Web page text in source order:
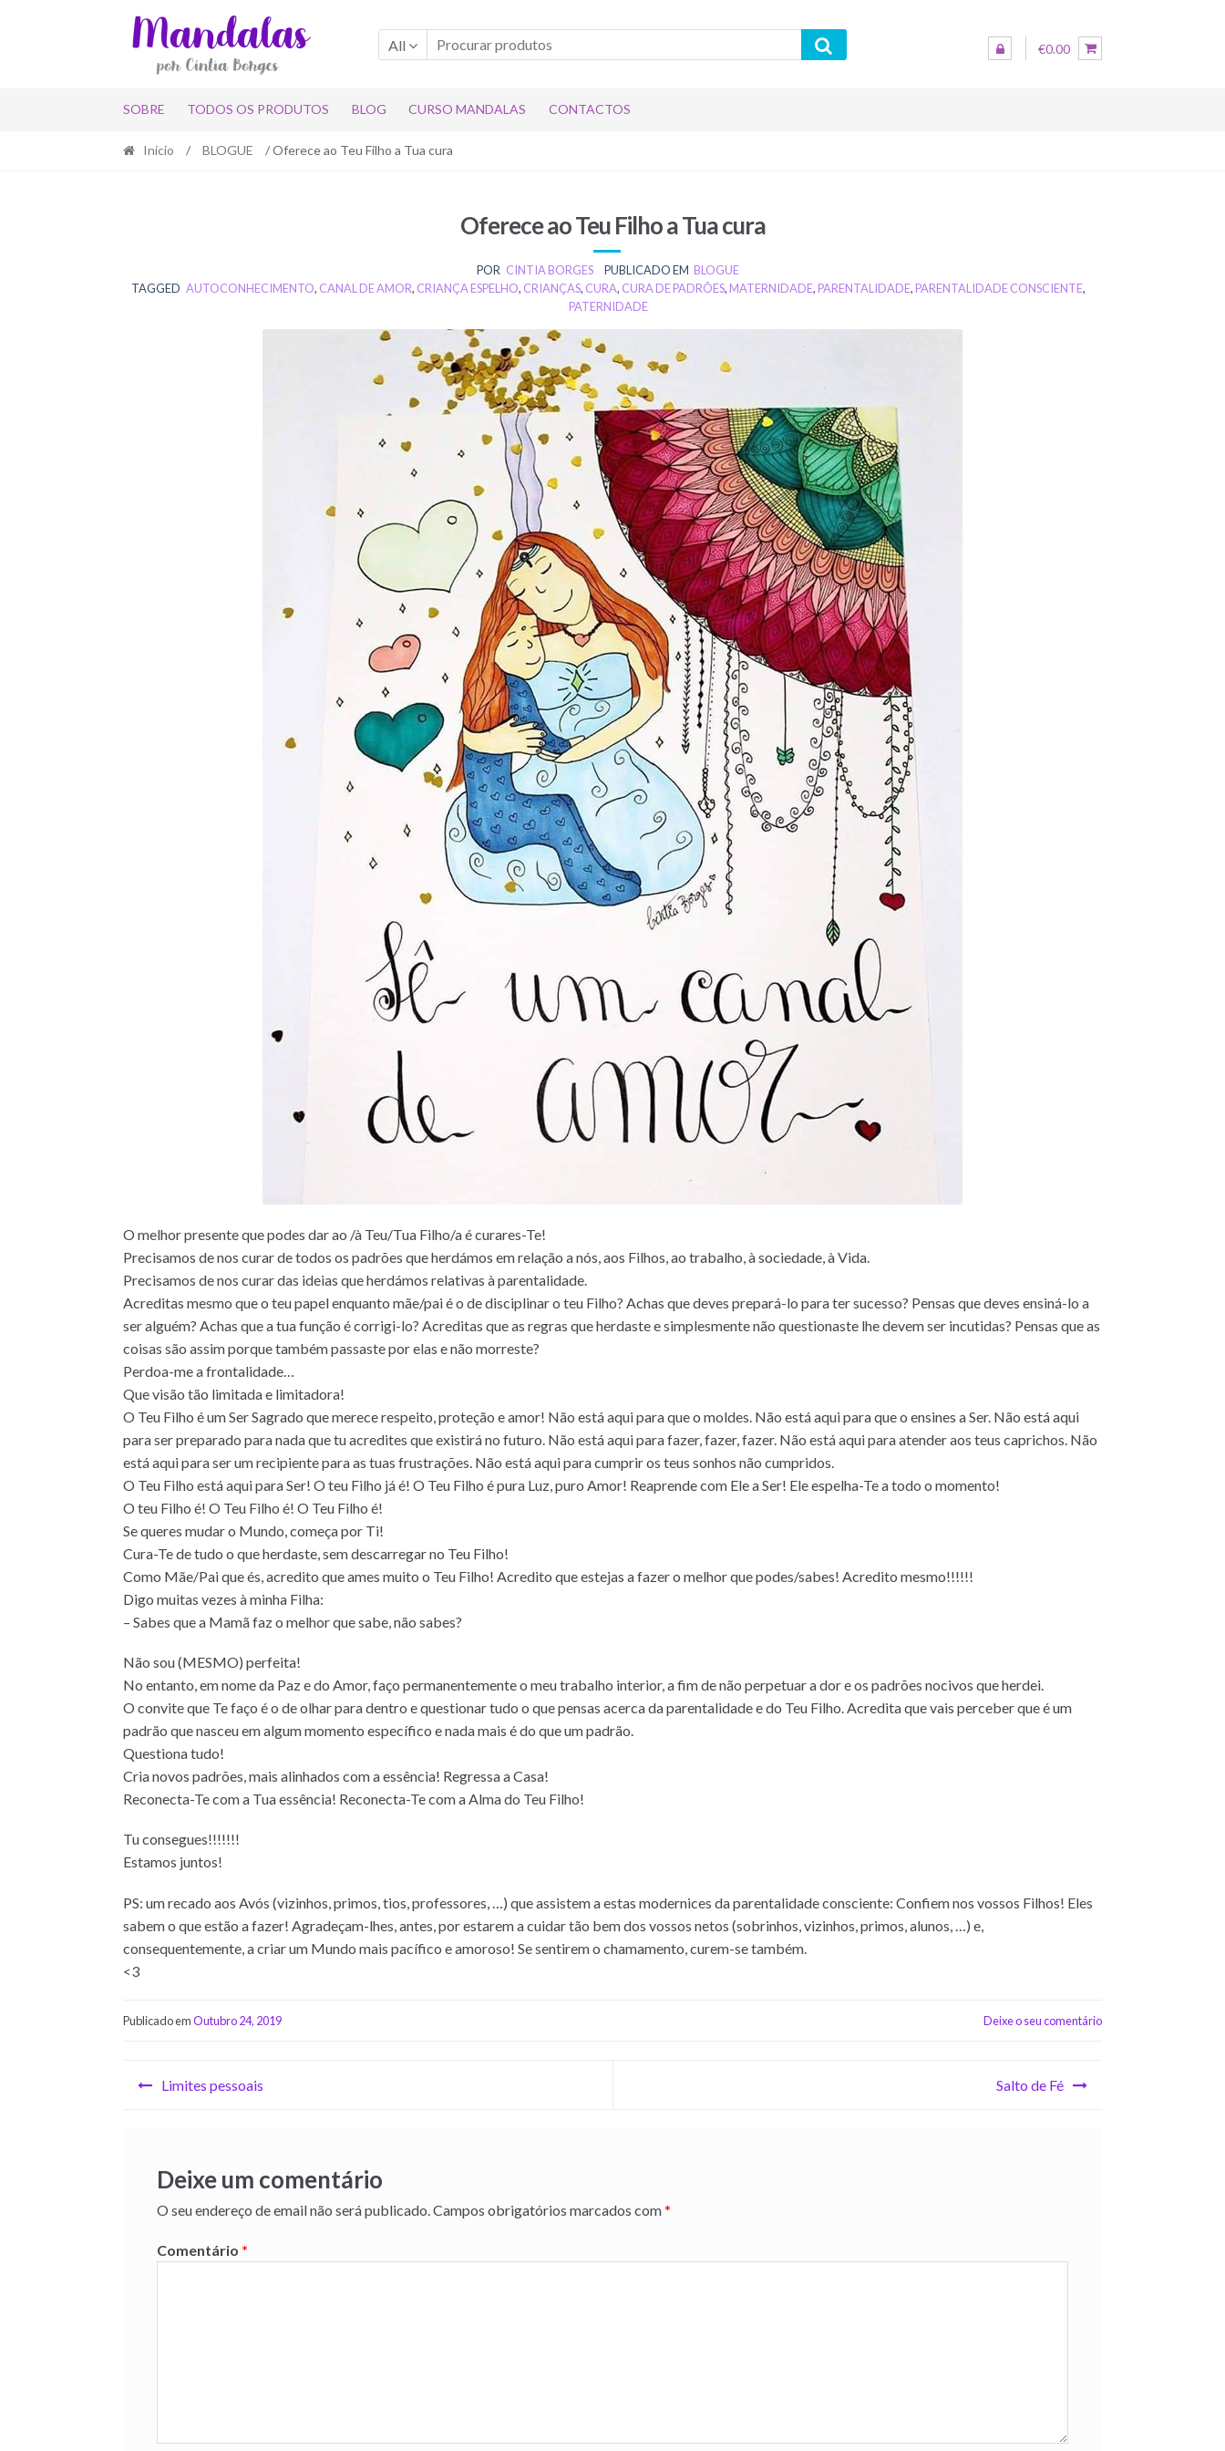
to
navigation
to
All €0.00
SOBRE TODOS OS PRODUTOS BLOG CURSO MANDALAS CONTACTOS
Início / BLOGUE / Oferece ao Teu Filho a Tua cura
Oferece ao Teu Filho a Tua cura
POR CINTIA BORGES PUBLICADO EM BLOGUE
TAGGED AUTOCONHECIMENTO, CANAL DE AMOR, CRIANÇA ESPELHO, CRIANÇAS, CURA, CURA DE PADRÕES, MATERNIDADE, PARENTALIDADE, PARENTALIDADE CONSCIENTE,
PATERNIDADE
O melhor presente que podes dar ao /à Teu/Tua Filho/a é curares-Te!
Precisamos de nos curar de todos os padrões que herdámos em relação a nós, aos Filhos, ao trabalho, à sociedade, à Vida.
Precisamos de nos curar das ideias que herdámos relativas à parentalidade.
Acreditas mesmo que o teu papel enquanto mãe/pai é o de disciplinar o teu Filho? Achas que deves prepará-lo para ter sucesso? Pensas que deves ensiná-lo a
ser alguém? Achas que a tua função é corrigi-lo? Acreditas que as regras que herdaste e simplesmente não questionaste lhe devem ser incutidas? Pensas que as
coisas são assim porque também passaste por elas e não morreste?
Perdoa-me a frontalidade…
Que visão tão limitada e limitadora!
O Teu Filho é um Ser Sagrado que merece respeito, proteção e amor! Não está aqui para que o moldes. Não está aqui para que o ensines a Ser. Não está aqui
para ser preparado para nada que tu acredites que existirá no futuro. Não está aqui para fazer, fazer, fazer. Não está aqui para atender aos teus caprichos. Não
está aqui para ser um recipiente para as tuas frustrações. Não está aqui para cumprir os teus sonhos não cumpridos.
O Teu Filho está aqui para Ser! O teu Filho já é! O Teu Filho é pura Luz, puro Amor! Reaprende com Ele a Ser! Ele espelha-Te a todo o momento!
O teu Filho é! O Teu Filho é! O Teu Filho é!
Se queres mudar o Mundo, começa por Ti!
Cura-Te de tudo o que herdaste, sem descarregar no Teu Filho!
Como Mãe/Pai que és, acredito que ames muito o Teu Filho! Acredito que estejas a fazer o melhor que podes/sabes! Acredito mesmo!!!!!!
Digo muitas vezes à minha Filha:
– Sabes que a Mamã faz o melhor que sabe, não sabes?
Não sou (MESMO) perfeita!
No entanto, em nome da Paz e do Amor, faço permanentemente o meu trabalho interior, a fim de não perpetuar a dor e os padrões nocivos que herdei.
O convite que Te faço é o de olhar para dentro e questionar tudo o que pensas acerca da parentalidade e do Teu Filho. Acredita que vais perceber que é um
padrão que nasceu em algum momento específico e nada mais é do que um padrão.
Questiona tudo!
Cria novos padrões, mais alinhados com a essência! Regressa a Casa!
Reconecta-Te com a Tua essência! Reconecta-Te com a Alma do Teu Filho!
Tu consegues!!!!!!!
Estamos juntos!
PS: um recado aos Avós (vizinhos, primos, tios, professores, …) que assistem a estas modernices da parentalidade consciente: Confiem nos vossos Filhos! Eles
sabem o que estão a fazer! Agradeçam-lhes, antes, por estarem a cuidar tão bem dos vossos netos (sobrinhos, vizinhos, primos, alunos, …) e,
consequentemente, a criar um Mundo mais pacífico e amoroso! Se sentirem o chamamento, curem-se também.
<3
Publicado emOutubro 24, 2019 Deixe o seu comentário
Navegação
Limites pessoais Salto de Fé
Deixe um comentário
O seu endereço de email não será publicado. Campos obrigatórios marcados com*
Comentário *